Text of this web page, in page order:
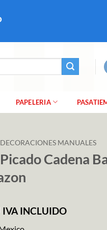
PAPELERIA
DECORACIONES MANUALES
Cadena
IVA INCLUIDO